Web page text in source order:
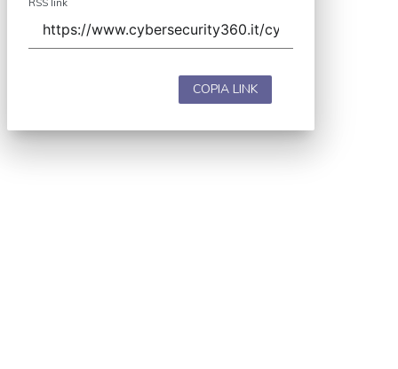
COPIA LINK